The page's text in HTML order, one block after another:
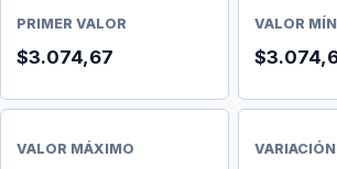
PRIMER VALOR
$3.074,67
VALOR
VALOR MÁXIMO